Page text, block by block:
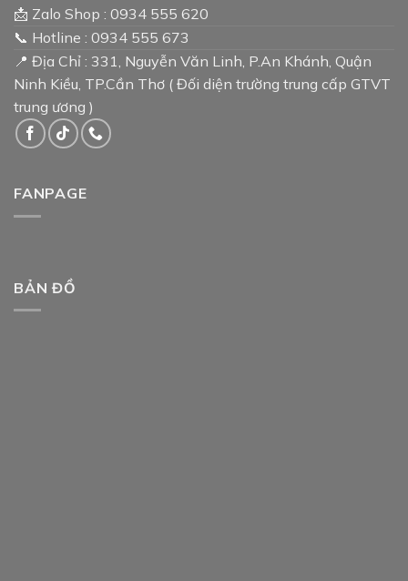
📩 Zalo Shop : 0934 555 620
📞 Hotline : 0934 555 673
📍 Địa Chỉ : 331, Nguyễn Văn Linh, P.An Khánh, Quận
Ninh Kiều, TP.Cần Thơ ( Đối diện trường trung cấp GTVT
trung ương )
FANPAGE
BẢN ĐỒ